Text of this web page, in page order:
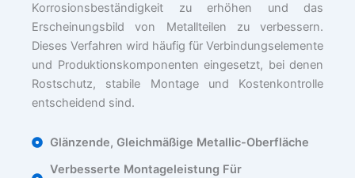
Korrosionsbeständigkeit zu erhöhen und das
Erscheinungsbild von Metallteilen zu verbessern.
Dieses Verfahren wird häufig für Verbindungselemente
und Produktionskomponenten eingesetzt, bei denen
Rostschutz, stabile Montage und Kostenkontrolle
entscheidend sind.
Glänzende, Gleichmäßige Metallic-Oberfläche
Verbesserte Montageleistung Für